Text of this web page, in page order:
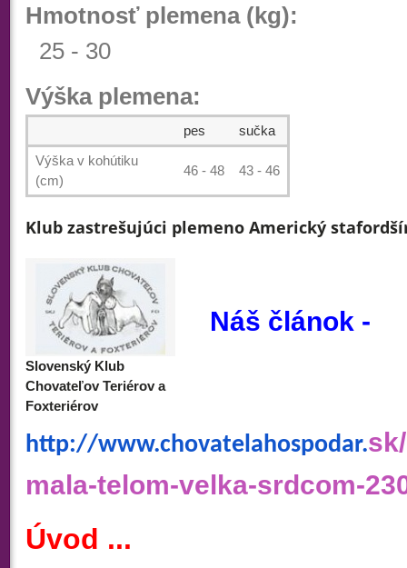
Hmotnosť plemena (kg):
25 - 30
Výška plemena:
pes
sučka
Výška v kohútiku
(cm)
46 - 48 43 - 46
Klub zastrešujúci plemeno Americký
Slovenský Klub
Chovateľov Teriérov a
Foxteriérov
Náš článok -
http://www.chovatelahospodar.
mala-telom-velka-srdcom-
Úvod ...